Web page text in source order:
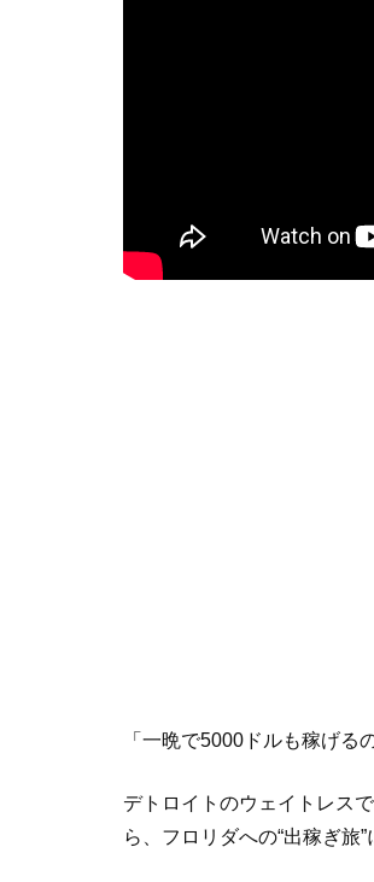
「一晩で5000ドルも稼げるの
デトロイトのウェイトレス
ら、フロリダへの“出稼ぎ旅”